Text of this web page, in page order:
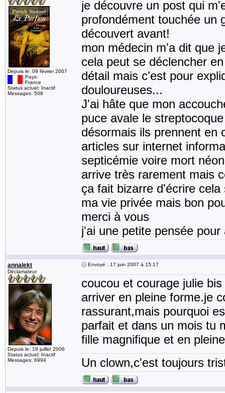
Depuis le: 09 février 2007
Pays:
France
Status actuel: Inactif
Messages: 508
je découvre un post qui
profondément touchée un
découvert avant!
mon médecin m'a dit que
cela peut se déclencher
détail mais c'est pour
douloureuses...
J'ai hâte que mon
puce avale le
désormais ils prennent en
articles sur internet
septicémie voire mort
arrive très rarement mais
ça fait bizarre d'écrire
ma vie privée mais bon
merci à vous
j'ai une petite pensée
annalekt
Déclamateur
Depuis le: 19 juillet 2006
Status actuel: Inactif
Messages: 6994
Envoyé : 17 juin 2007 à 15:17
coucou et courage julie
arriver en pleine forme.je
rassurant,mais pourquoi
parfait et dans un mois tu
fille magnifique et en
Un clown,c'est toujours